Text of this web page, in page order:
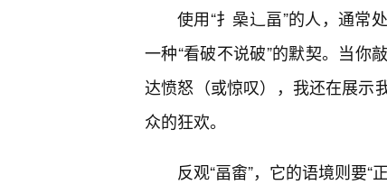
使用“扌喿辶畐”的人，通常
一种“看破不说破”的默契。当你
达愤怒（或惊叹），我还在展示
众的狂欢。
反观“畐畬”，它的语境则要